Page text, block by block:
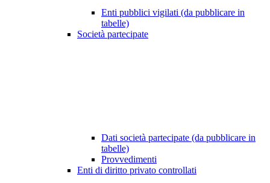
Enti pubblici vigilati (da pubblicare in
tabelle)
Società partecipate
Dati società partecipate (da pubblicare in
tabelle)
Provvedimenti
Enti di diritto privato controllati